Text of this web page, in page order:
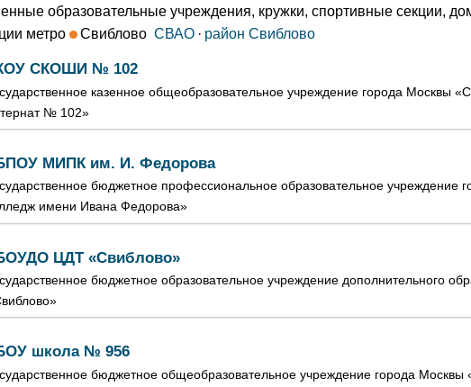
образовательные учреждения, кружки, спортивные секции,
метро
Свиблово СВАО· район Свиблово
СКОШИ № 102
казенное общеобразовательное учреждение города Москвы
№ 102»
МИПК им. И. Федорова
бюджетное профессиональное образовательное учреждение
имени Ивана Федорова»
ЦДТ «Свиблово»
бюджетное образовательное учреждение дополнительного
школа № 956
бюджетное общеобразовательное учреждение города